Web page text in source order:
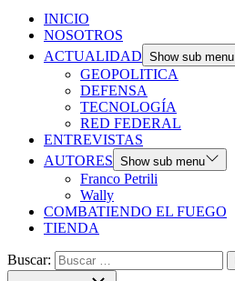
INICIO
NOSOTROS
ACTUALIDAD Show sub menu
GEOPOLITICA
DEFENSA
TECNOLOGÍA
RED FEDERAL
ENTREVISTAS
AUTORES Show sub menu
Franco Petrili
Wally
COMBATIENDO EL FUEGO
TIENDA
Buscar: